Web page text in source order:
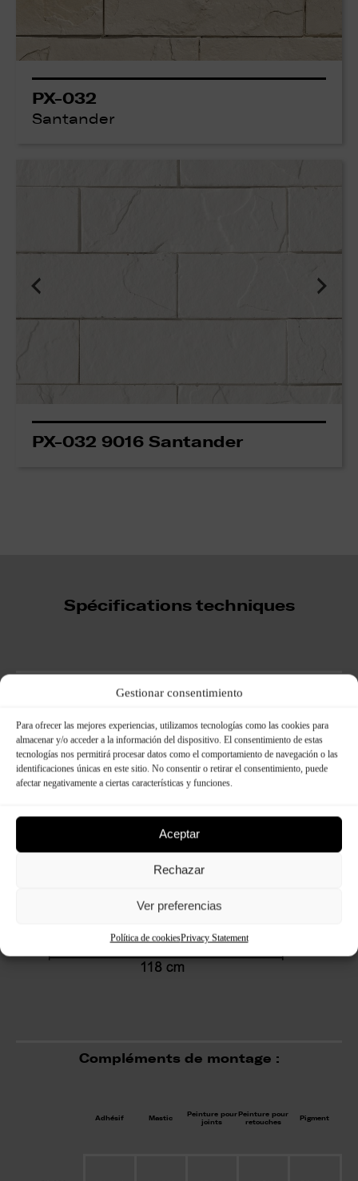
Gestionar consentimiento
Para ofrecer las mejores experiencias, utilizamos tecnologías como las cookies para
almacenar y/o acceder a la información del dispositivo. El consentimiento de estas
tecnologías nos permitirá procesar datos como el comportamiento de navegación o las
identificaciones únicas en este sitio. No consentir o retirar el consentimiento, puede
afectar negativamente a ciertas características y funciones.
Aceptar
Rechazar
Ver preferencias
Política de cookiesPrivacy Statement
PX-032
Santander
PX-032 9016 Santander
Spécifications techniques
Dimensions :
Compléments de montage :
Adhésif Mastic
Peinture pour
joints
Peinture pour
retouches
Pigment